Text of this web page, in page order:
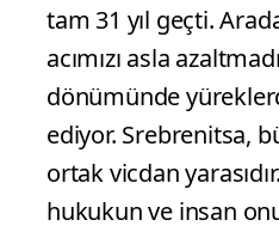
tam 31 yıl geçti.
acımızı asla
dönümünde
ediyor. Srebrenitsa,
ortak vicdan
hukukun ve insan